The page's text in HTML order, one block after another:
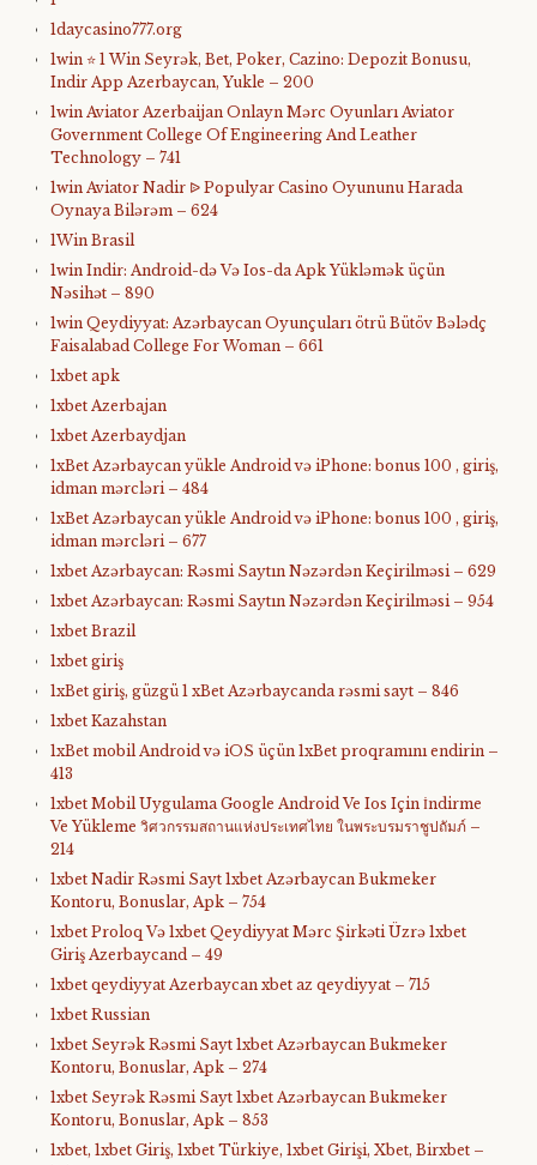
1daycasino777.org
1win ⭐ 1 Win Seyrək, Bet, Poker, Cazino: Depozit Bonusu,
Indir App Azerbaycan, Yukle – 200
1win Aviator Azerbaijan Onlayn Mərc Oyunları Aviator
Government College Of Engineering And Leather
Technology – 741
1win Aviator Nadir ᐉ Populyar Casino Oyununu Harada
Oynaya Bilərəm – 624
1Win Brasil
1win Indir: Android-də Və Ios-da Apk Yükləmək üçün
Nəsihət – 890
1win Qeydiyyat: Azərbaycan Oyunçuları ötrü Bütöv Bələdç
Faisalabad College For Woman – 661
1xbet apk
1xbet Azerbajan
1xbet Azerbaydjan
1xBet Azərbaycan yükle Android və iPhone: bonus 100 , giriş,
idman mərcləri – 484
1xBet Azərbaycan yükle Android və iPhone: bonus 100 , giriş,
idman mərcləri – 677
1xbet Azərbaycan: Rəsmi Saytın Nəzərdən Keçirilməsi – 629
1xbet Azərbaycan: Rəsmi Saytın Nəzərdən Keçirilməsi – 954
1xbet Brazil
1xbet giriş
1xBet giriş, güzgü 1 xBet Azərbaycanda rəsmi sayt – 846
1xbet Kazahstan
1xBet mobil Android və iOS üçün 1xBet proqramını endirin –
413
1xbet Mobil Uygulama Google Android Ve Ios Için İndirme
Ve Yükleme วิศวกรรมสถานแห่งประเทศไทย ในพระบรมราชูปถัมภ์ –
214
1xbet Nadir Rəsmi Sayt 1xbet Azərbaycan Bukmeker
Kontoru, Bonuslar, Apk – 754
1xbet Proloq Və 1xbet Qeydiyyat Mərc Şirkəti Üzrə 1xbet
Giriş Azerbaycand – 49
1xbet qeydiyyat Azerbaycan xbet az qeydiyyat – 715
1xbet Russian
1xbet Seyrək Rəsmi Sayt 1xbet Azərbaycan Bukmeker
Kontoru, Bonuslar, Apk – 274
1xbet Seyrək Rəsmi Sayt 1xbet Azərbaycan Bukmeker
Kontoru, Bonuslar, Apk – 853
1xbet, 1xbet Giriş, 1xbet Türkiye, 1xbet Girişi, Xbet, Birxbet –